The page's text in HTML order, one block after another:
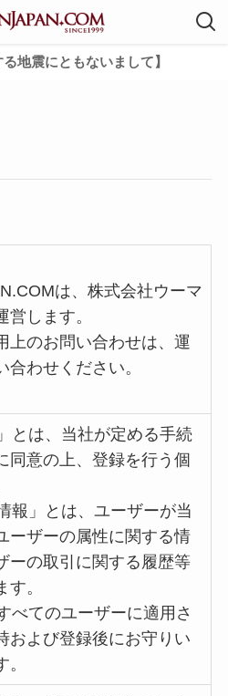
地震にともないまして】
は、株式会社ウーマ
営します。
上のお問い合わせは、運
合わせください。
とは、当社が定める手続
同意の上、登録を行う個
報」とは、ユーザーが当
ーザーの属性に関する情
ーの取引に関する履歴等
。
べてのユーザーに適用さ
および登録後にお守りい